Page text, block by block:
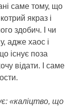
саме тому, що
якраз і
здобич. І чи
адже хаос і
існує поза
відати. І саме
«каліцтво, що